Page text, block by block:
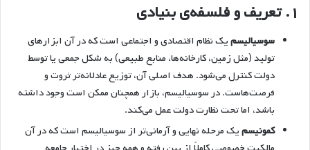
۱. تعریف و فلسفه‌ی بنیادی
سوسیالیسمیک نظام اقتصادی و اجتماعی است که در آن ابزارهای
تولید (مثل زمین، کارخانه‌ها، منابع طبیعی) به شکل جمعی یا توسط
دولت کنترل می‌شود. هدف اصلی آن، توزیع عادلانه‌تر ثروت و
فرصت‌هاست. در سوسیالیسم، بازار همچنان ممکن است وجود داشته
باشد، اما تحت نظارت دولت عمل می‌کند.
کمونیسمیک مرحله نهایی و آرمانی‌تر از سوسیالیسم است که در آن